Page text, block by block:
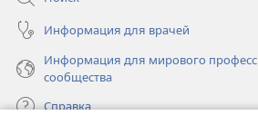
Информация для врачей
Информация для мирового
сообщества
Справка